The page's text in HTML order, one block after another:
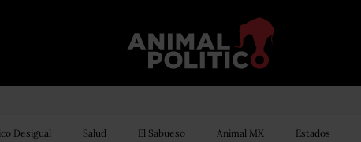
Desigual Salud El Sabueso Animal MX Estados